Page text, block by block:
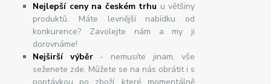
Nejlepší ceny na českém trhu u většiny
produktů. Máte levnější nabídku od
konkurence? Zavolejte nám a my ji
dorovnáme!
Nejširšívýběr- nemusíte jinam, vše
seženete zde. Můžete se na nás obrátit i s